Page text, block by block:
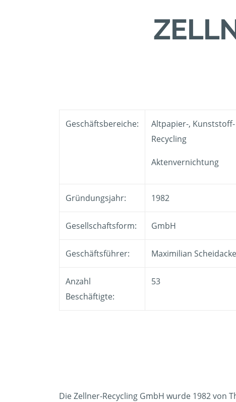
Geschäftsbereiche:
Altpapier-,
Recycling
Aktenvernichtung
Gründungsjahr: 1982
Gesellschaftsform: GmbH
Geschäftsführer: Maximilian
Anzahl
Beschäftigte:
53
Die Zellner-Recycling GmbH wurde 1982 von